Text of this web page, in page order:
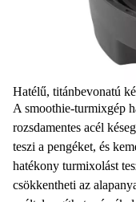
Hatélű, titánbevonatú
A smoothie-turmixgép
rozsdamentes acél
teszi a pengéket, és
hatékony turmixolást
csökkentheti az